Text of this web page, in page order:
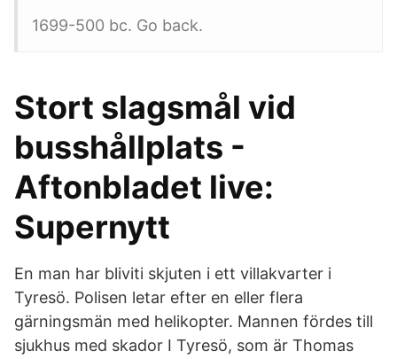
1699-500 bc. Go back.
Stort slagsmål vid
busshållplats -
Aftonbladet live:
Supernytt
En man har bliviti skjuten i ett villakvarter i
Tyresö. Polisen letar efter en eller flera
gärningsmän med helikopter. Mannen fördes till
sjukhus med skador I Tyresö, som är Thomas